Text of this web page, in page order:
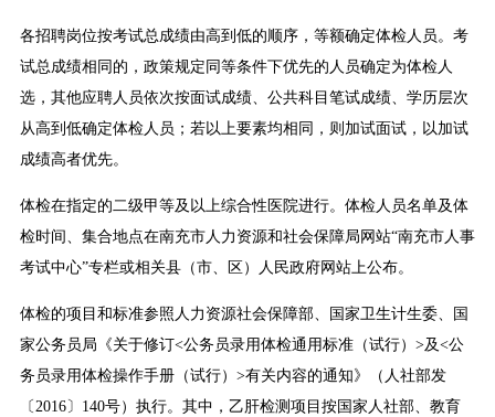
各招聘岗位按考试总成绩由高到低的顺序，等额确定体检人员。考
试总成绩相同的，政策规定同等条件下优先的人员确定为体检人
选，其他应聘人员依次按面试成绩、公共科目笔试成绩、学历层次
从高到低确定体检人员；若以上要素均相同，则加试面试，以加试
成绩高者优先。
体检在指定的二级甲等及以上综合性医院进行。体检人员名单及体
检时间、集合地点在南充市人力资源和社会保障局网站“南充市人事
考试中心”专栏或相关县（市、区）人民政府网站上公布。
体检的项目和标准参照人力资源社会保障部、国家卫生计生委、国
家公务员局《关于修订<公务员录用体检通用标准（试行）>及<公
务员录用体检操作手册（试行）>有关内容的通知》（人社部发
〔2016〕140号）执行。其中，乙肝检测项目按国家人社部、教育